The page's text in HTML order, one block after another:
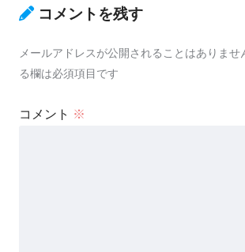
コメントを残す
メールアドレスが公開されることはありませ
る欄は必須項目です
コメント ※